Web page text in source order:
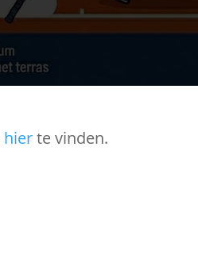
hierte vinden.